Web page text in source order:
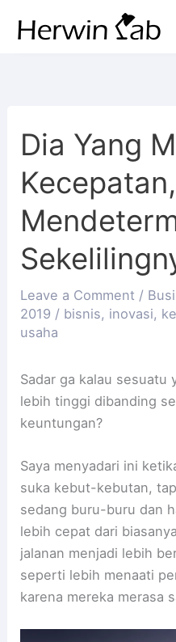
Dia Yang
Kecepatan,
Leave a Comment /
2019 / bisnis, inovasi,
usaha
Sadar ga kalau sesuatu
lebih tinggi dibanding
keuntungan?
Saya menyadari ini
suka kebut-kebutan,
sedang buru-buru dan
lebih cepat dari
jalanan menjadi lebih
seperti lebih menaati
karena mereka merasa